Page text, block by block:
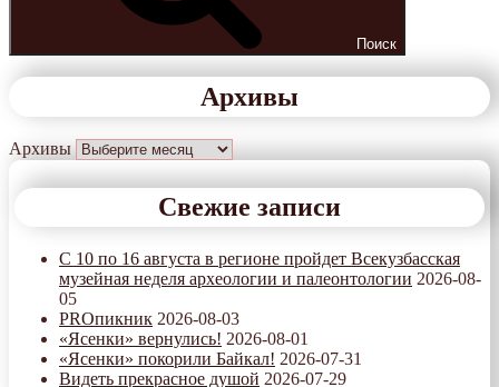
Поиск
Архивы
Архивы
Свежие записи
С 10 по 16 августа в регионе пройдет Всекузбасская
музейная неделя археологии и палеонтологии 2026-08-
05
PROпикник 2026-08-03
«Ясенки» вернулись! 2026-08-01
«Ясенки» покорили Байкал! 2026-07-31
Видеть прекрасное душой 2026-07-29